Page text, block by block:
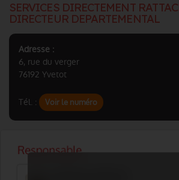
SERVICES DIRECTEMENT
DIRECTEUR DEPARTEMENTAL
Adresse :
6, rue du verger
76192 Yvetot
Tél. : Voir le numéro